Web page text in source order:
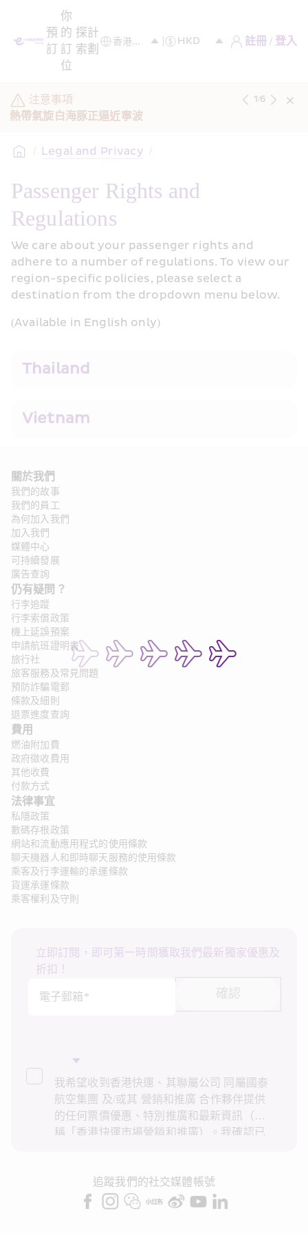
預
訂
你
的
訂
位
探
索
計
劃
註冊 / 登入
注意事項
熱帶氣旋白海豚正逼近寧波
1/6
/ Legal and Privacy /
Passenger Rights and
Regulations
We care about your passenger rights and
adhere to a number of regulations. To view our
region-specific policies, please select a
destination from the dropdown menu below.
(Available in English only)
Thailand
Vietnam
關於我們
我們的故事
我們的員工
為何加入我們
加入我們
媒體中心
可持續發展
廣告查詢
仍有疑問？
行李追蹤
行李索償政策
機上延誤預案
申請航班證明書
旅行社
旅客服務及常見問題
預防詐騙電郵
條款及細則
退票進度查詢
費用
燃油附加費
政府徵收費用
其他收費
付款方式
法律事宜
私隱政策
數碼存根政策
網站和流動應用程式的使用條款
聊天機器人和即時聊天服務的使用條款
乘客及行李運輸的承運條款
貨運承運條款
乘客權利及守則
立即訂閱，即可第一時間獲取我們最新獨家優惠及
折扣！
電子郵箱*
確認
我希望收到香港快運、其聯屬公司 同屬國泰
航空集團 及/或其 營銷和推廣 合作夥伴提供
的任何票價優惠、特別推廣和最新資訊（統
稱「香港快運市場營銷和推廣）。我確認已
錄進行直接市場營銷和推廣。我知悉在未經
我的同意下，香港快運不會使用我的個人資
追蹤我們的社交媒體帳號